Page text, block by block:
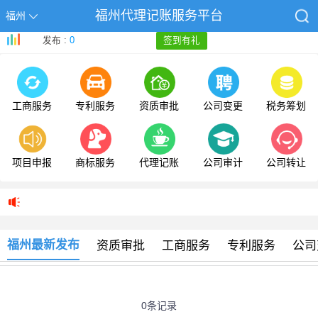
福州 福州代理记账服务平台
发布 :0 签到有礼
工商服务 专利服务 资质审批 公司变更 税务筹划
项目申报 商标服务 代理记账 公司审计 公司转让
福州最新发布 资质审批 工商服务 专利服务 公
0条记录